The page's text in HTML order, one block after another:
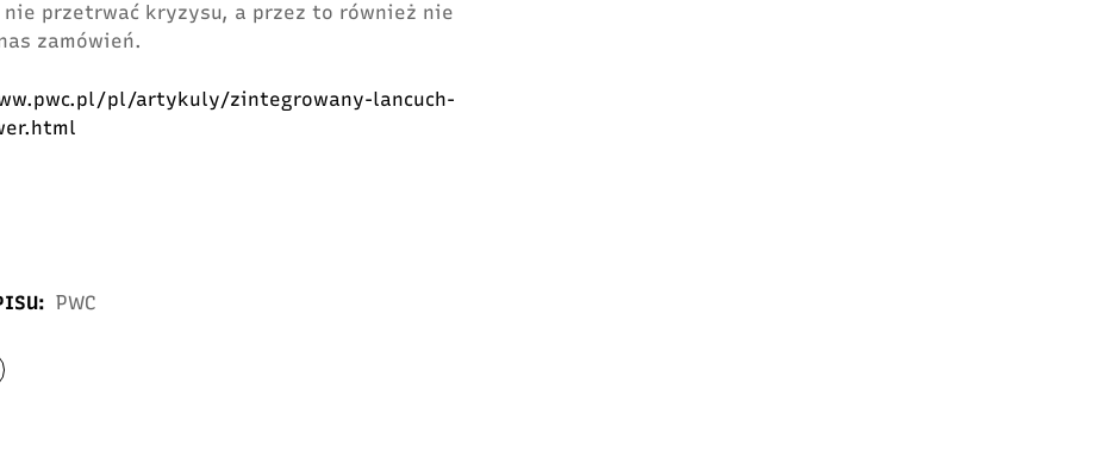
przetrwać kryzysu, a przez to również nie
zamówień.
pl/artykuly/zintegrowany-lancuch-
PWC